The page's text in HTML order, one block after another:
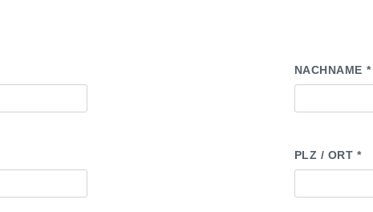
NACHNAME *
PLZ / ORT *